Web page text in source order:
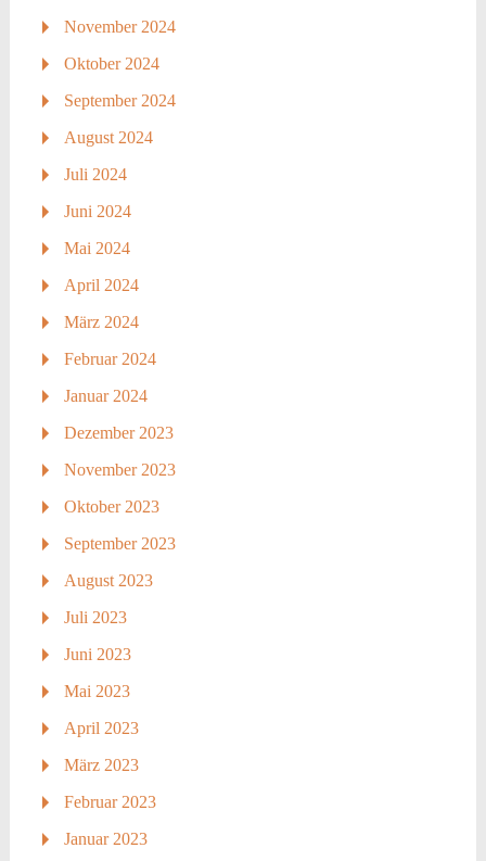
November 2024
Oktober 2024
September 2024
August 2024
Juli 2024
Juni 2024
Mai 2024
April 2024
März 2024
Februar 2024
Januar 2024
Dezember 2023
November 2023
Oktober 2023
September 2023
August 2023
Juli 2023
Juni 2023
Mai 2023
April 2023
März 2023
Februar 2023
Januar 2023